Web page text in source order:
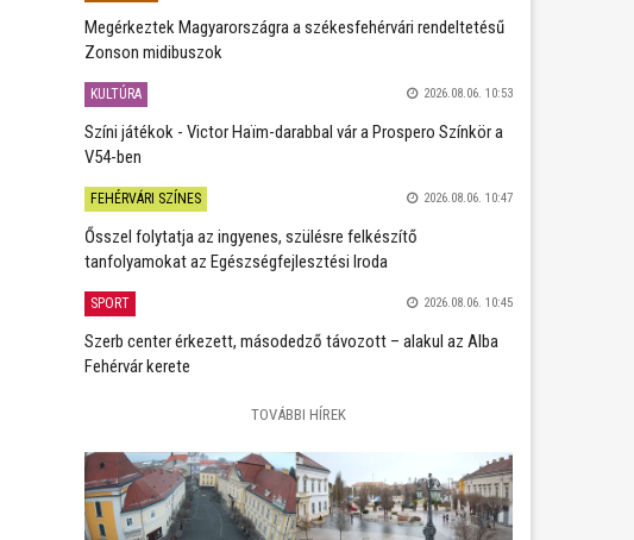
Megérkeztek Magyarországra a székesfehérvári rendeltetésű
Zonson midibuszok
KULTÚRA 2026.08.06. 10:53
Színi játékok - Victor Haïm-darabbal vár a Prospero Színkör a
V54-ben
FEHÉRVÁRI SZÍNES 2026.08.06. 10:47
Ősszel folytatja az ingyenes, szülésre felkészítő
tanfolyamokat az Egészségfejlesztési Iroda
SPORT 2026.08.06. 10:45
Szerb center érkezett, másodedző távozott – alakul az Alba
Fehérvár kerete
TOVÁBBI HÍREK